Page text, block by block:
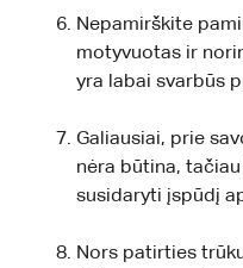
Nepamirškite
motyvuotas ir
yra labai svarbūs
Galiausiai, prie
nėra būtina,
susidaryti įspūdį
Nors patirties